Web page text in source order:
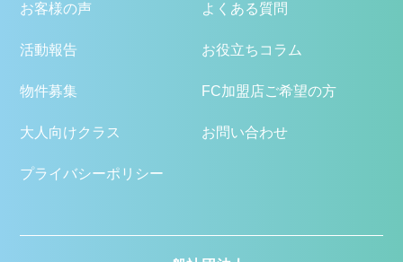
お客様の声 よくある質問
活動報告 お役立ちコラム
物件募集 FC加盟店ご希望の方
大人向けクラス お問い合わせ
プライバシーポリシー